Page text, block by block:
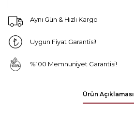
Aynı Gün & Hızlı Kargo
Uygun Fiyat Garantisi!
%100 Memnuniyet Garantisi!
Ürün Açıklaması